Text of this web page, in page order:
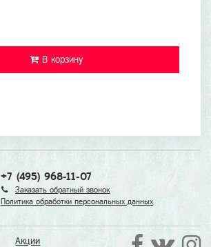
В корзину
+7 (495) 968-11-07
Заказать обратный звонок
Политика обработки персональных данных
Акции